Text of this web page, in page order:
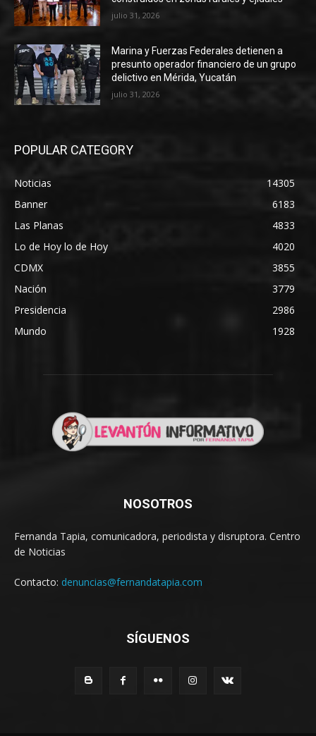
julio 31, 2026
Marina y Fuerzas Federales detienen a
presunto operador financiero de un grupo
delictivo en Mérida, Yucatán
julio 31, 2026
POPULAR CATEGORY
Noticias
14305
Banner
6183
Las Planas
4833
Lo de Hoy lo de Hoy
4020
CDMX
3855
Nación
3779
Presidencia
2986
Mundo
1928
NOSOTROS
Fernanda Tapia, comunicadora, periodista y disruptora. Centro
de Noticias
Contacto: denuncias@fernandatapia.com
SÍGUENOS